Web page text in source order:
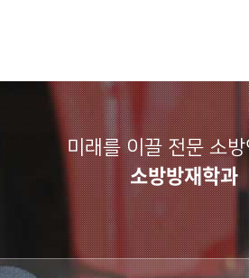
미래를 이끌 전문 소
소방방재학과